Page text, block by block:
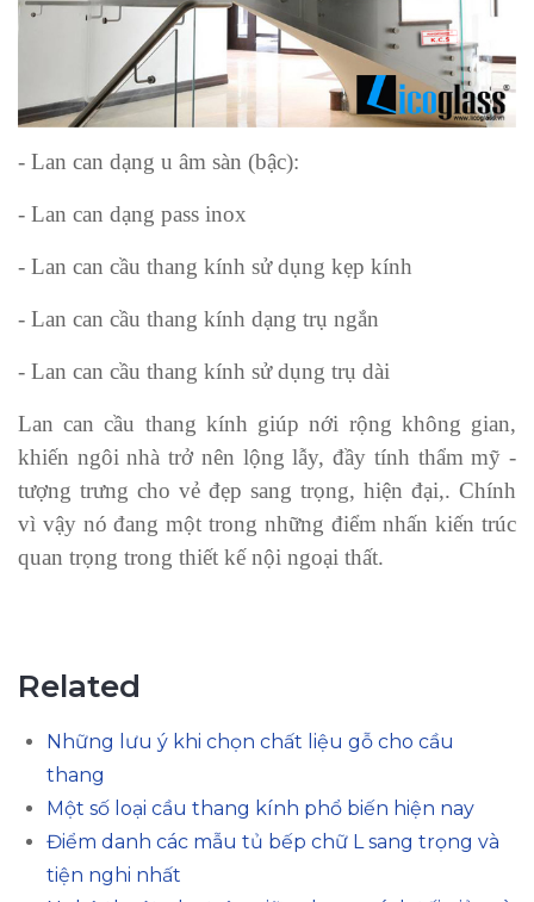
- Lan can dạng u âm sàn (bậc):
- Lan can dạng pass inox
- Lan can cầu thang kính sử dụng kẹp kính
- Lan can cầu thang kính dạng trụ ngắn
- Lan can cầu thang kính sử dụng trụ dài
Lan can cầu thang kính giúp nới rộng không gian,
khiến ngôi nhà trở nên lộng lẫy, đầy tính thẩm mỹ -
tượng trưng cho vẻ đẹp sang trọng, hiện đại,. Chính
vì vậy nó đang một trong những điểm nhấn kiến trúc
quan trọng trong thiết kế nội ngoại thất.
Related
Những lưu ý khi chọn chất liệu gỗ cho cầu
thang
Một số loại cầu thang kính phổ biến hiện nay
Điểm danh các mẫu tủ bếp chữ L sang trọng và
tiện nghi nhất